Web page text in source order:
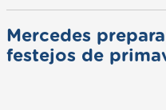
Mercedes
festejos de